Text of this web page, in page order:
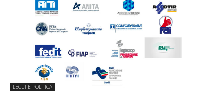
LEGGI E POLITICA